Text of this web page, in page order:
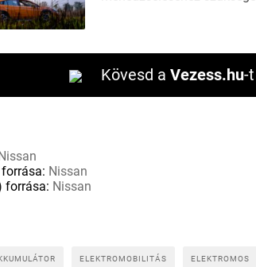
Kövesd a Vezess.hu-
Nissan
Nissan
forrása: Nissan
ELEKTROMOBILITÁS ELEKTROMOS